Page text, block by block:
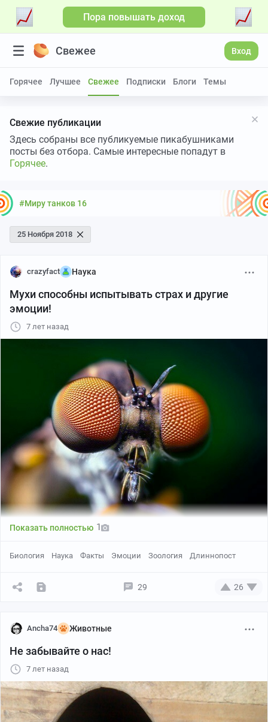
Пора повышать доход
Свежее Вход
Горячее Лучшее Свежее Подписки Блоги Темы
Свежие публикации
Здесь собраны все публикуемые пикабушниками
посты без отбора. Самые интересные попадут в
Горячее.
#Миру танков 16
25 Ноября 2018
crazyfact Наука
Мухи способны испытывать страх и другие
эмоции!
7 лет назад
Показать полностью 1
Биология Наука Факты Эмоции Зоология Длиннопост
29 26
Ancha74 Животные
Не забывайте о нас!
7 лет назад